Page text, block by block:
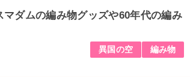
ダムの編み物グッズや60年代の編み
異国の空 編み物